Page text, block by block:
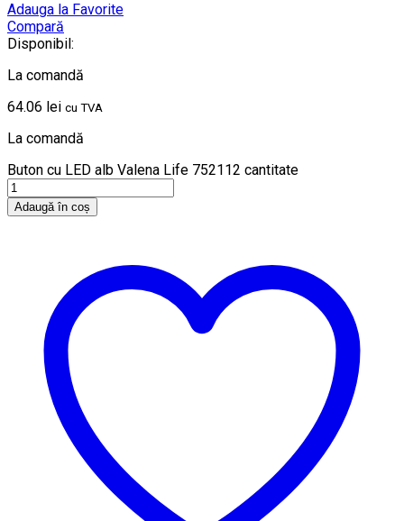
Adauga la Favorite
Compară
Disponibil:
La comandă
64.06 lei cu TVA
La comandă
Buton cu LED alb Valena Life 752112 cantitate
Adaugă în coș